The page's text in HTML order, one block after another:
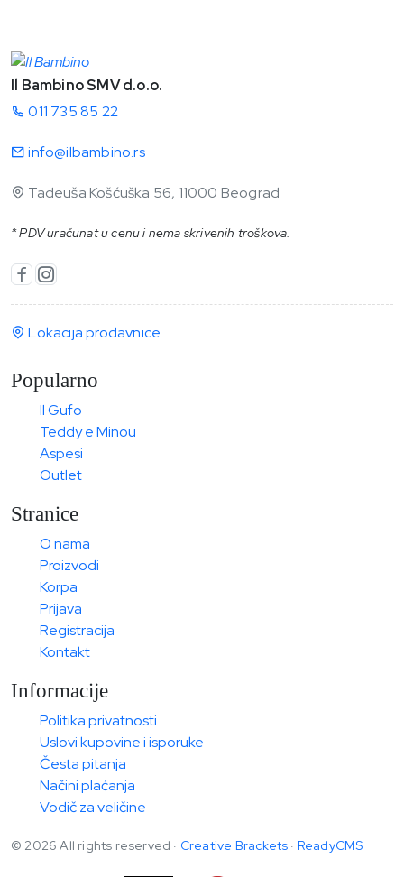
Il Bambino SMV d.o.o.
011 735 85 22
info@ilbambino.rs
Tadeuša Košćuška 56, 11000 Beograd
* PDV uračunat u cenu i nema skrivenih troškova.
Lokacija prodavnice
Popularno
Il Gufo
Teddy e Minou
Aspesi
Outlet
Stranice
O nama
Proizvodi
Korpa
Prijava
Registracija
Kontakt
Informacije
Politika privatnosti
Uslovi kupovine i isporuke
Česta pitanja
Načini plaćanja
Vodič za veličine
© 2026 All rights reserved · Creative Brackets · ReadyCMS